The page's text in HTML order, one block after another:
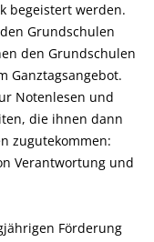
begeistert werden.
Grundschulen
den Grundschulen
Ganztagsangebot.
Notenlesen und
die ihnen dann
zugutekommen:
Verantwortung und
Förderung